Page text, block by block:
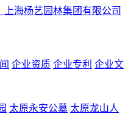
企业资质 企业专利 企业文
太原永安公墓 太原龙山人